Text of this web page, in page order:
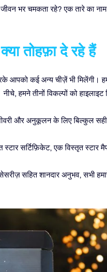
भर चमकता रहे? एक तारे का
तोहफ़ा दे रहे हैं
आपको कई अन्य चीज़ें भी मिलेंगी।
हमने तीनों विकल्पों को हाइलाइट
और अनुकूलन के लिए बिल्कुल
स्टार सर्टिफ़िकेट, एक विस्तृत
सहित शानदार अनुभव, सभी